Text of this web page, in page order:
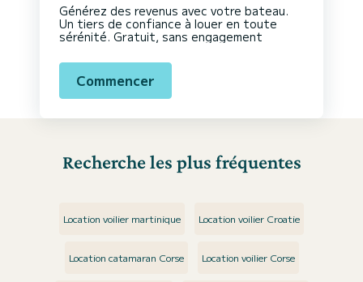
Générez des revenus avec votre bateau.
Un tiers de confiance à louer en toute
sérénité. Gratuit, sans engagement
Commencer
Recherche les plus fréquentes
Location voilier martinique Location voilier Croatie
Location catamaran Corse Location voilier Corse